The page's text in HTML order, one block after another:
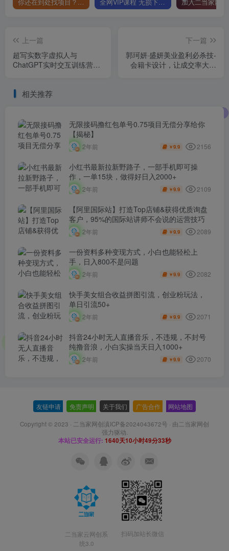
你还在到处找项目？还在当韭菜？我靠卖项目一个月收入5万+，曾经我也是个失败者。 全网VIP课程 无损下载~
上一篇
超写实数字虚拟人与
ChatGPT实时交互训练营，
下一篇
郭珂妍·盛妍美业盈利必杀技-
会籍卡设计，让成交率大幅
相关推荐
无限接码撸红包单号0.75项目无偿分享给你
【揭秘】
2年前 ￥9.9 2156
小红书最新拉新野路子，一部手机即可操
作，一单15块，做得好日入2000+
2年前 ￥9.9 2109
【阿里国际站】打造Top店铺&获得优质询盘
客户，​95%的国际站讲师不会说的运营技巧
2年前 ￥9.9 2089
一份资料多种变现方式，小白也能轻松上
手，日入800不是问题
2年前 ￥9.9 2082
快手美女组合收益拼图引流，创业粉玩法，
单日引流50+
2年前 ￥9.9 2071
抖音24小时无人直播音乐，不违规，不封号
纯撸音浪，小白实操当天日入1000+
2年前 ￥9.9 2070
友链申请 免责声明 关于我们 广告合作 网站地图
Copyright © 2023 · 二当家网创滇ICP备2024043672号 · 由二当家网创
强力驱动.
本站已安全运行: 1640天10小时49分34秒
二当家云网创系
统3.0
扫码加站长微信